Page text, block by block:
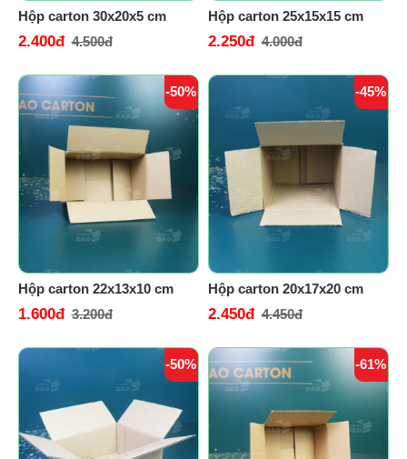
Hộp carton 30x20x5 cm
2.400đ 4.500đ
Hộp carton 25x15x15 cm
2.250đ 4.000đ
-50%
Hộp carton 22x13x10 cm
1.600đ 3.200đ
-45%
Hộp carton 20x17x20 cm
2.450đ 4.450đ
-50% -61%